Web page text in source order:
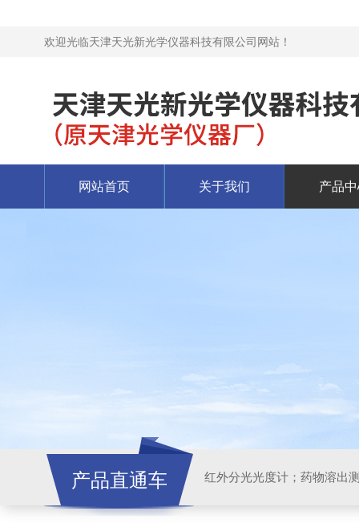
欢迎光临天津天光新光学仪器科技有限公司网站！
网站首页 关于我们 产品
产品直通车 红外分光光度计；药物溶出